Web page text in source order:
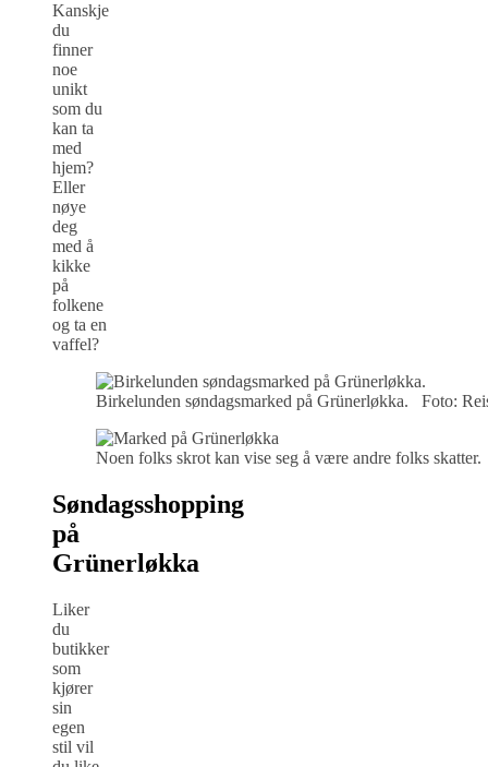
Kanskje
du
finner
noe
unikt
som du
kan ta
med
hjem?
Eller
nøye
deg
med å
kikke
på
folkene
og ta en
vaffel?
Birkelunden søndagsmarked på Grünerløkka. Foto:
Noen folks skrot kan vise seg å være andre folks
Søndagsshopping
på
Grünerløkka
Liker
du
butikker
som
kjører
sin
egen
stil vil